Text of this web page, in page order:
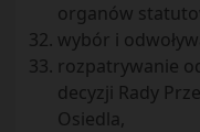
organów
wybór i
rozpatrywanie
decyzji Rady
Osiedla,